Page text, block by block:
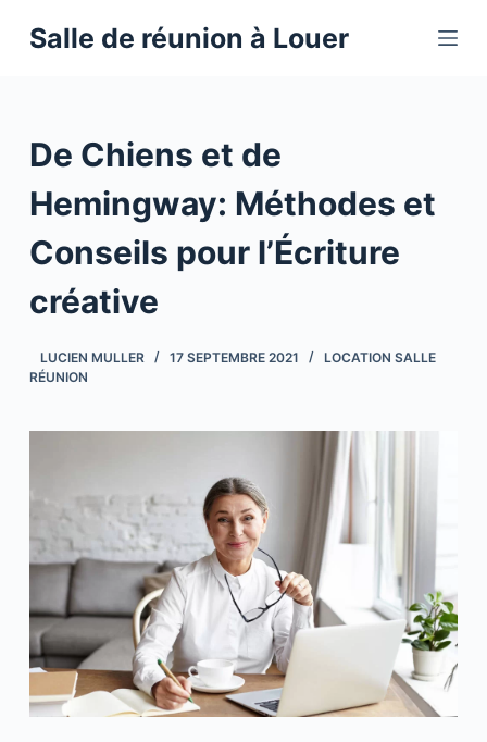
P
e
a
c
n
Salle de réunion à Louer
De Chiens et de
Hemingway: Méthodes et
Conseils pour l’Écriture
créative
LUCIEN MULLER 17 SEPTEMBRE 2021
LOCATION SALLE
RÉUNION